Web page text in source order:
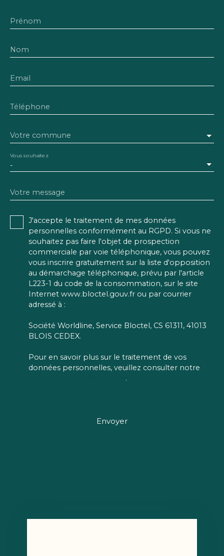
Prénom
Nom
Email
Téléphone
Votre commune
-
Vous souhaitez
Votre message
J'accepte le traitement de mes données
personnelles conformément au RGPD. Si vous ne
souhaitez pas faire l'objet de prospection
commerciale par voie téléphonique, vous pouvez
vous inscrire gratuitement sur la liste d'opposition
au démarchage téléphonique, prévu par l'article
L223-1 du code de la consommation, sur le site
Internet www.bloctel.gouv.fr ou par courrier
adressé à :
Société Worldline, Service Bloctel, CS 61311, 41013
BLOIS CEDEX.
Pour en savoir plus sur le traitement de vos
données personnelles, veuillez consulter notre
.
Envoyer